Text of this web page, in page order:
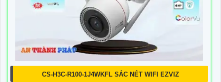
CS-H3C-R100-1J4WKFL SẮC NÉT WIFI EZVIZ